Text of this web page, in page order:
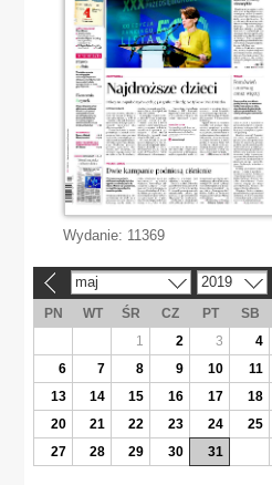
Wydanie: 11369
maj 2019
PN WT ŚR CZ PT SB
1
2 3 4
6
7 8 9 10 11
13
14 15 16 17 18
20
21 22 23 24 25
27
28 29 30 31